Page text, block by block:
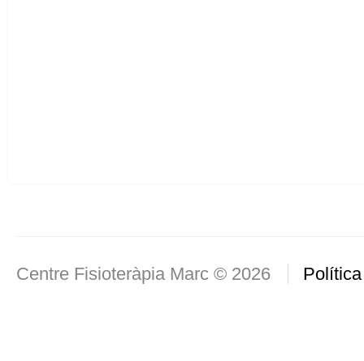
Centre Fisioteràpia Marc © 2026